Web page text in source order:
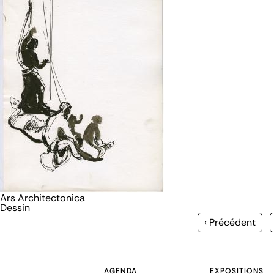
Ars Architectonica
Dessin
Page
‹ Précédent
AGENDA EXPOSITIONS